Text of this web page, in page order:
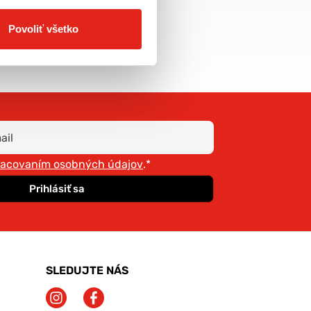
Povoliť všetko
osobných údajov.*
Prihlásiť sa
SLEDUJTE NÁS